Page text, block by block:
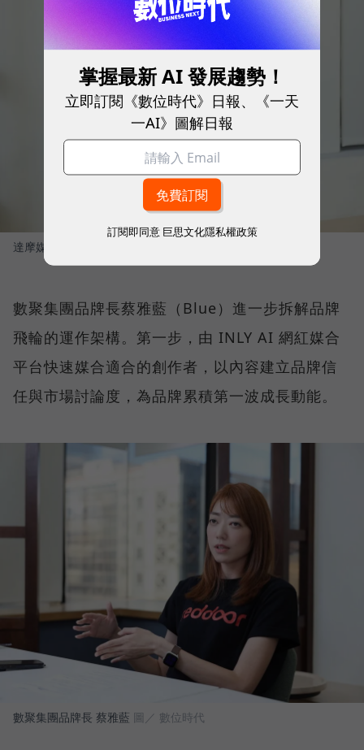
達摩媒體暨影領國際執行長 林合政
數聚集團品牌長蔡雅藍（Blue）進一步拆解品牌
飛輪的運作架構。第一步，由 INLY AI 網紅媒合
平台快速媒合適合的創作者，以內容建立品牌信
任與市場討論度，為品牌累積第一波成長動能。
數聚集團品牌長 蔡雅藍 圖／ 數位時代
掌握最新 AI 發展趨勢！
立即訂閱《數位時代》日報、《一天
一AI》圖解日報
訂閱即同意 巨思文化隱私權政策